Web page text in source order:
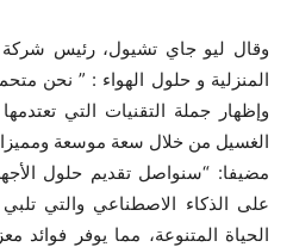
وقال ليو جاي تشيول، رئيس شركة
المنزلية و حلول الهواء : ” نحن
وإظهار جملة التقنيات التي
الغسيل من خلال سعة موسعة
مضيفا: “سنواصل تقديم حلول
على الذكاء الاصطناعي والتي
الحياة المتنوعة، مما يوفر فوائد